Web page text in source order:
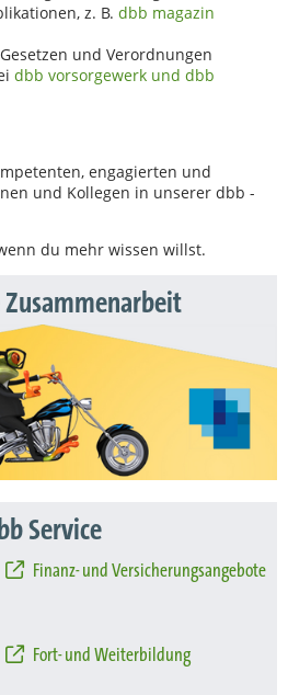
z. B. dbb magazin
und Verordnungen
dbb vorsorgewerk und dbb
engagierten und
und Kollegen in unserer dbb -
du mehr wissen willst.
Zusammenarbeit
Service
Finanz- und Versicherungsangebote
Fort- und Weiterbildung